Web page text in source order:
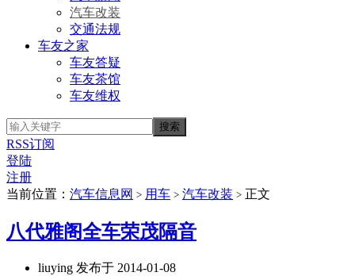
汽车改装
交通法规
车友之家
车友答疑
车友茶馆
车友维权
RSS订阅
登陆
注册
当前位置： 汽车信息网 > 用车 > 汽车改装 > 正文
八代雅阁全车荣茂隔音
liuying 发布于 2014-01-08